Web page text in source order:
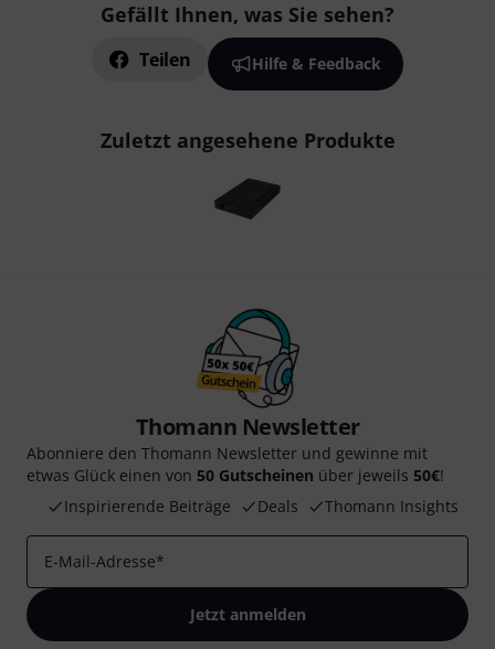
Gefällt Ihnen, was Sie sehen?
Teilen Hilfe & Feedback
Zuletzt angesehene Produkte
Thomann Newsletter
Abonniere den Thomann Newsletter und gewinne mit
etwas Glück einen von 50 Gutscheinen über jeweils 50€!
Inspirierende Beiträge
Deals Thomann Insights
E-Mail-Adresse*
Jetzt anmelden